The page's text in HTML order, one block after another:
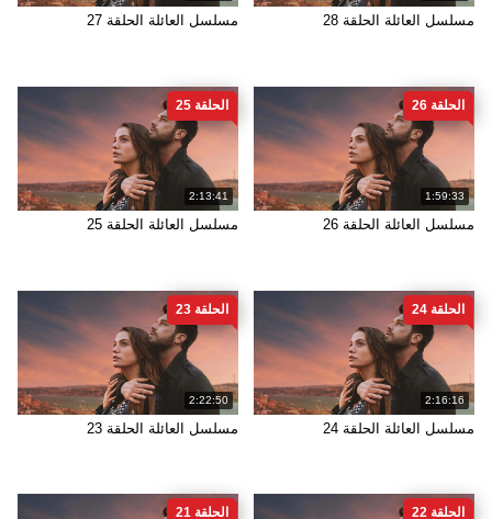
مسلسل العائلة الحلقة 28 مسلسل العائلة الحلقة 27
1:59:33
الحلقة 26
مسلسل العائلة الحلقة 26
2:13:41
الحلقة 25
مسلسل العائلة الحلقة 25
2:16:16
الحلقة 24
مسلسل العائلة الحلقة 24
2:22:50
الحلقة 23
مسلسل العائلة الحلقة 23
الحلقة 22 الحلقة 21